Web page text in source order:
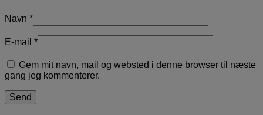
Navn *
E-mail *
Gem mit navn, mail og websted i denne browser til næste
gang jeg kommenterer.